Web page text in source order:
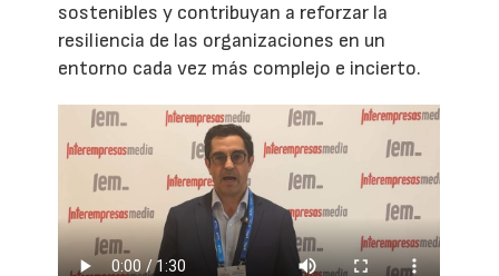
sostenibles y contribuyan a reforzar la
resiliencia de las organizaciones en un
entorno cada vez más complejo e incierto.